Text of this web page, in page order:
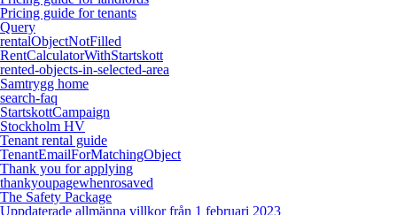
Pricing guide for tenants
Query
rentalObjectNotFilled
RentCalculatorWithStartskott
rented-objects-in-selected-area
Samtrygg home
search-faq
StartskottCampaign
Stockholm HV
Tenant rental guide
TenantEmailForMatchingObject
Thank you for applying
thankyoupagewhenrosaved
The Safety Package
Uppdaterade allmänna villkor från 1 februari 2023